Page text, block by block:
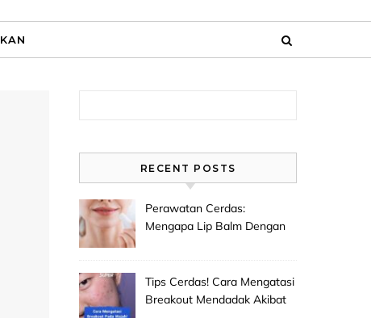
RECENT POSTS
Perawatan Cerdas:
Mengapa Lip Balm Dengan
Kering!
Tips Cerdas! Cara Mengatasi
Breakout Mendadak Akibat